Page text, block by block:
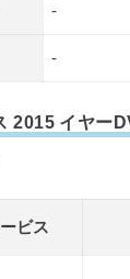
-
-
2015 イヤー
ビス